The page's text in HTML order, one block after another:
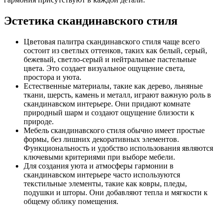
Эстетика скандинавского стиля
Цветовая палитра скандинавского стиля чаще всего
состоит из светлых оттенков, таких как белый, серый,
бежевый, светло-серый и нейтральные пастельные
цвета. Это создает визуальное ощущение света,
простора и уюта.
Естественные материалы, такие как дерево, льняные
ткани, шерсть, камень и металл, играют важную роль в
скандинавском интерьере. Они придают комнате
природный шарм и создают ощущение близости к
природе.
Мебель скандинавского стиля обычно имеет простые
формы, без лишних декоративных элементов.
Функциональность и удобство использования являются
ключевыми критериями при выборе мебели.
Для создания уюта и атмосферы гармонии в
скандинавском интерьере часто используются
текстильные элементы, такие как ковры, пледы,
подушки и шторы. Они добавляют тепла и мягкости к
общему облику помещения.